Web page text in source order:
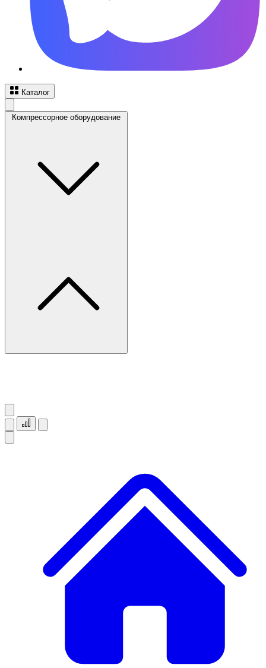
Каталог
Компрессорное оборудование